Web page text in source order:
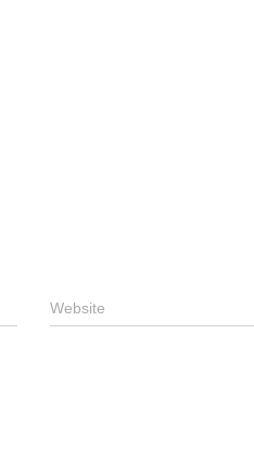
Website